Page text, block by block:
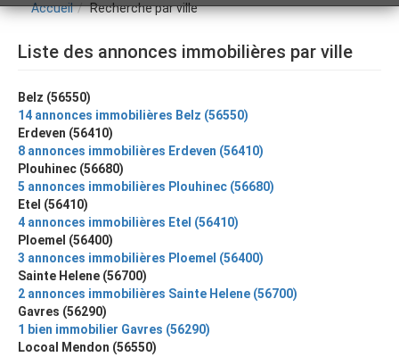
Accueil Recherche par ville
Liste des annonces immobilières par ville
Belz (56550)
14 annonces immobilières Belz (56550)
Erdeven (56410)
8 annonces immobilières Erdeven (56410)
Plouhinec (56680)
5 annonces immobilières Plouhinec (56680)
Etel (56410)
4 annonces immobilières Etel (56410)
Ploemel (56400)
3 annonces immobilières Ploemel (56400)
Sainte Helene (56700)
2 annonces immobilières Sainte Helene (56700)
Gavres (56290)
1 bien immobilier Gavres (56290)
Locoal Mendon (56550)